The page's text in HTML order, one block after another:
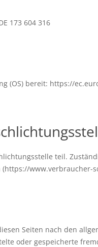
173 604 316
(OS) bereit: https://
teil.
www.verbraucher-
Seiten nach den
oder gespeicherte